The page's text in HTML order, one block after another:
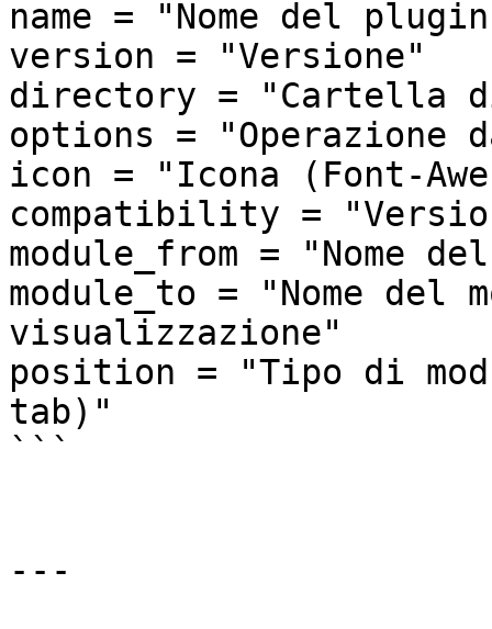
name = "Nome del
version = "Versione"
directory = "Cartella
options = "Operazione
icon = "Icona (Font-
compatibility =
module_from = "Nome
module_to = "Nome del
visualizzazione"
position = "Tipo di
tab)"
```
---